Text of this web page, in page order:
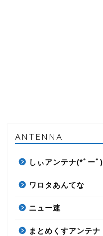
ANTENNA
しぃアンテナ(*ﾟーﾟ)
ワロタあんてな
ニュー速
まとめくすアンテナ